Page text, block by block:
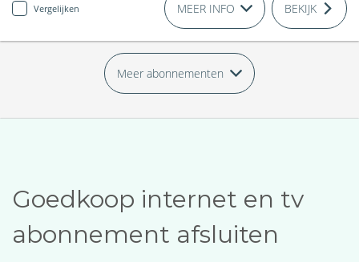
Vergelijken MEER INFO BEKIJK
Meer abonnementen
Goedkoop internet en tv
abonnement afsluiten